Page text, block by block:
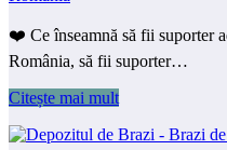
❤️ Ce înseamnă să fii suporter
România, să fii suporter…
Citește mai mult